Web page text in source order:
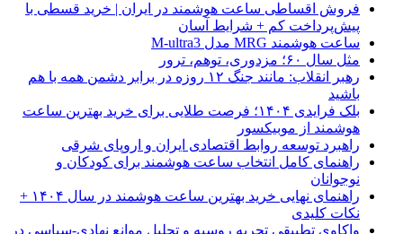
فروش اقساطی ساعت هوشمند در ایران | خرید قسطی با
پیش‌پرداخت کم + شرایط آسان
ساعت هوشمند MRG مدل M-ultra3
مثل سال ۶۰؛ مزدوری، توهم، ترور
رهبر انقلاب: مانند جنگ ۱۲ روزه در برابر دشمن همه با هم
باشید
بلک فرایدی ۱۴۰۴؛ فرصت طلایی برای خرید بهترین ساعت
هوشمند از موبیکسور
راهبرد توسعه روابط اقتصادی ایران و اروپای شرقی
راهنمای کامل انتخاب ساعت هوشمند برای کودکان و
نوجوانان
راهنمای نهایی خرید بهترین ساعت هوشمند در سال ۱۴۰۴ +
نکات کلیدی
واکاوی تطبیقی تجربه روسیه و تحلیل موانع نهادی-سیاسی در